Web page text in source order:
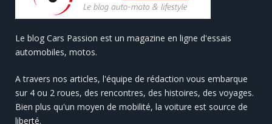
Le blog Cars Passion est un magazine en ligne d'essais
automobiles, motos.
A travers nos articles, l'équipe de rédaction vous embarque
sur 4 ou 2 roues, des rencontres, des histoires, des voyages.
Bien plus qu'un moyen de mobilité, la voiture est source de
liberté.